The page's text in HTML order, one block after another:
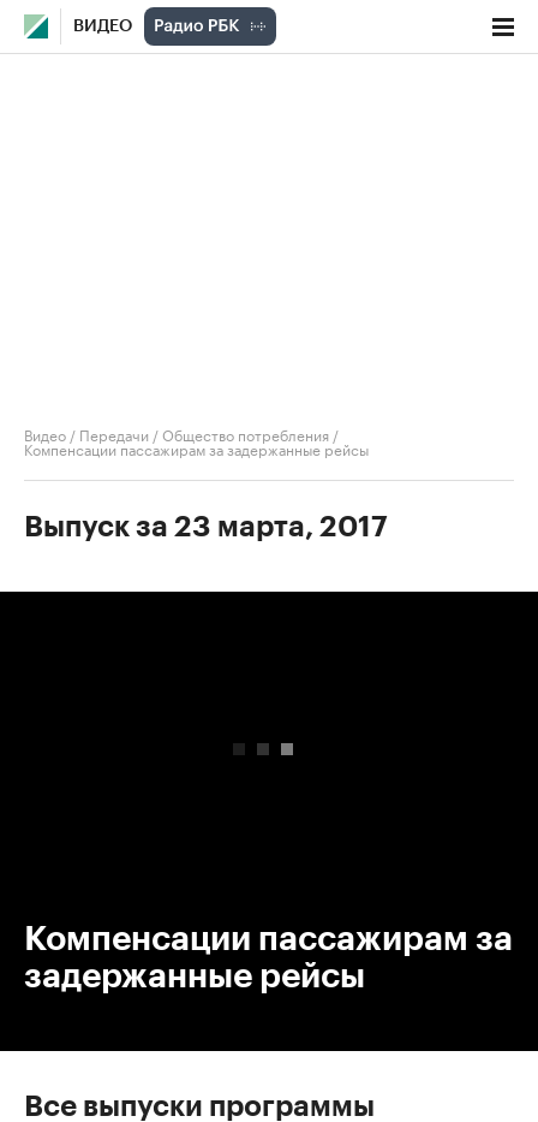
ВИДЕО
Видео / Передачи /Общество потребления /
Компенсации пассажирам за задержанные рейсы
Выпуск за 23 марта, 2017
Компенсации пассажирам за
задержанные рейсы
Все выпуски программы